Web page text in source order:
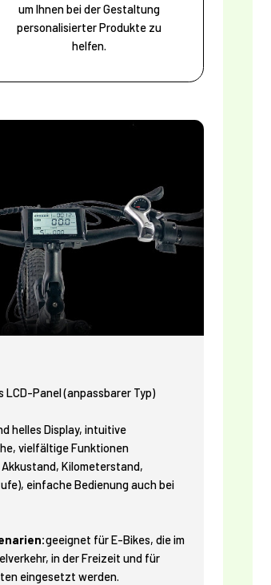
um Ihnen bei der Gestaltung
personalisierter Produkte zu
helfen.
LCD-Panel (anpassbarer Typ)
helles Display, intuitive
vielfältige Funktionen
Kilometerstand,
einfache Bedienung auch bei
geeignet für E-Bikes, die im
in der Freizeit und für
eingesetzt werden.